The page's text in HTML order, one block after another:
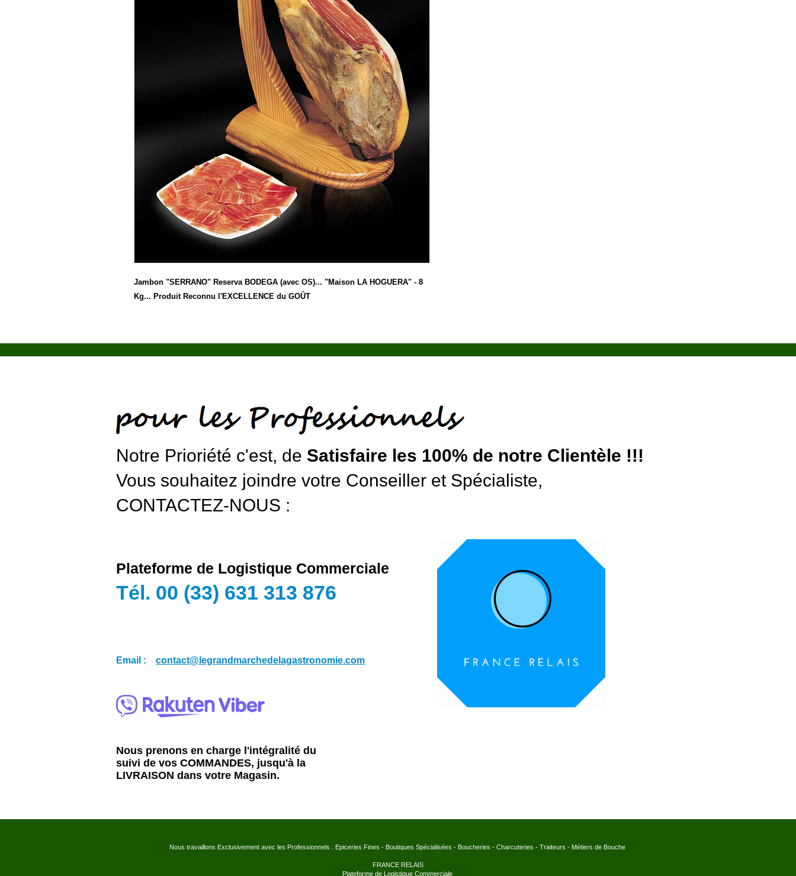
Jambon "SERRANO" Reserva BODEGA (avec OS)... "Maison LA HOGUERA" - 8
Kg... Produit Reconnu l'EXCELLENCE du GOÛT
Notre Prioriété c'est, de Satisfaire les 100% de notre Clientèle !!!
Vous souhaitez joindre votre Conseiller et Spécialiste,
CONTACTEZ-NOUS :
Plateforme de Logistique Commerciale
Tél. 00 (33) 631 313 876
Email : contact@legrandmarchedelagastronomie.com
Nous prenons en charge l'intégralité du
suivi de vos COMMANDES, jusqu'à la
LIVRAISON dans votre Magasin.
Nous travaillons Exclusivement avec les Professionnels : Epiceries Fines - Boutiques Spécialisées - Boucheries - Charcuteries - Traiteurs - Métiers de Bouche
FRANCE RELAIS
Plateforme de Logistique Commerciale